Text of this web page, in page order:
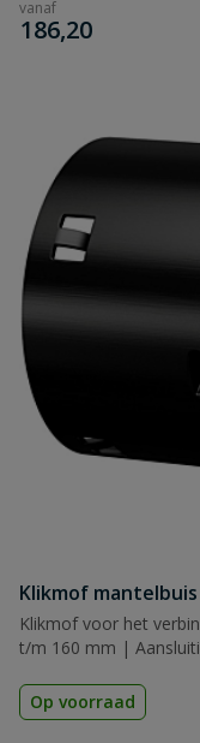
vanaf
€
186,20
Klikmof mantelbuis
Klikmof voor het
t/m 160 mm |
Op voorraad